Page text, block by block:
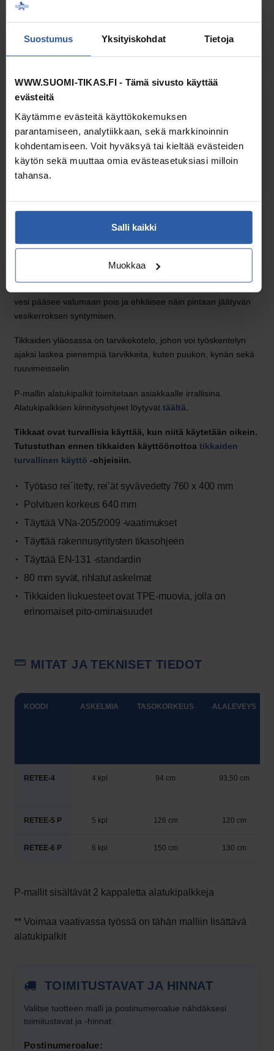
Suostumus Yksityiskohdat Tietoja
WWW.SUOMI-TIKAS.FI - Tämä sivusto käyttää
evästeitä
Käytämme evästeitä käyttökokemuksen
parantamiseen, analytiikkaan, sekä markkinoinnin
kohdentamiseen. Voit hyväksyä tai kieltää evästeiden
käytön sekä muuttaa omia evästeasetuksiasi milloin
tahansa.
Salli kaikki
Muokkaa
sivusuunnassa ja onkin leveämpi kuin valmistamamme
rakennuspukit. Leveydestään huolimatta tikkaat ovat kevyet
erittäin hyvän pidon. Muodoltaan ovaalit reiät on suunniteltu
vesi pääsee valumaan pois ja ehkäisee näin pintaan jäätyvän
vesikerroksen syntymisen.
Tikkaiden yläosassa on tarvikekotelo, johon voi työskentelyn
ajaksi laskea pienempiä tarvikkeita, kuten puukon, kynän sekä
ruuvimeisselin.
P-mallin alatukipalkit toimitetaan asiakkaalle irrallisina.
Alatukipalkkien kiinnitysohjeet löytyvät täältä.
Tikkaat ovat turvallisia käyttää, kun niitä käytetään oikein.
Tutustuthan ennen tikkaiden käyttöönottoa tikkaiden
turvallinen käyttö -ohjeisiin.
Työtaso rei´itetty, rei’ät syvävedetty 760 x 400 mm
Polvituen korkeus 640 mm
Täyttää VNa-205/2009 -vaatimukset
Täyttää rakennusyritysten tikasohjeen
Täyttää EN-131 -standardin
80 mm syvät, rihlatut askelmat
Tikkaiden liukuesteet ovat TPE-muovia, jolla on
erinomaiset pito-ominaisuudet
Käyttäjälle, joka arvostaa kotimaista laatua
HYVÄ TARKISTAA
Tarkista mitat teknisistä tiedoista
Valitse sopiva malli listasta
Toimitus­vaihtoehdot näet tällä sivulla ja vielä ennen
tilauksen vahvistamista
MITAT JA TEKNISET TIEDOT
KOODI ASKELMIA TASOKORKEUS ALALEVEYS
RETEE-4 4 kpl 94 cm 93,50 cm
RETEE-5 P 5 kpl 126 cm 120 cm
RETEE-6 P 6 kpl 150 cm 130 cm
P-mallit sisältävät 2 kappaletta alatukipalkkeja
** Voimaa vaativassa työssä on tähän malliin lisättävä
alatukipalkit
TOIMITUSTAVAT JA HINNAT
Valitse tuotteen malli ja postinumeroalue nähdäksesi
toimitustavat ja -hinnat.
Postinumeroalue: